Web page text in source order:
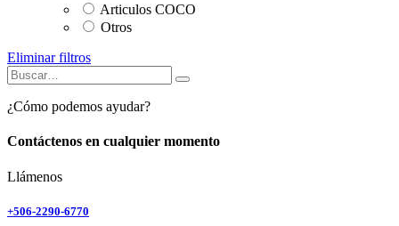
Articulos COCO
Otros
Eliminar filtros
¿Cómo podemos ayudar?
Contáctenos en cualquier momento
Llámenos
+506-2290-6770